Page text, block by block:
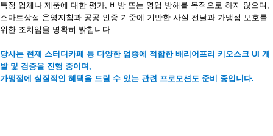
특정 업체나 제품에 대한 평가, 비방 또는 영업 방해를 목적으로 하지 않으며,
스마트상점 운영지침과 공공 인증 기준에 기반한 사실 전달과 가맹점 보호를
위한 조치 임을 명확히 밝힙니다.
당사는 현재 스터디카페 등 다양한 업종에 적합한 배리어프리 키오스크 UI 개
발 및 검증을 진행 중이며,
가맹점에 실질적인 혜택을 드릴 수 있는 관련 프로모션도 준비 중입니다.